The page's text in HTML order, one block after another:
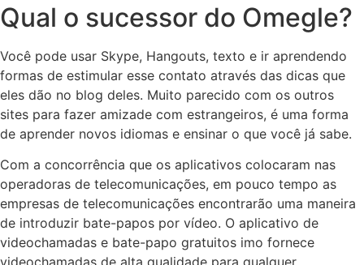
Qual o sucessor do Omegle?
Você pode usar Skype, Hangouts, texto e ir aprendendo
formas de estimular esse contato através das dicas que
eles dão no blog deles. Muito parecido com os outros
sites para fazer amizade com estrangeiros, é uma forma
de aprender novos idiomas e ensinar o que você já sabe.
Com a concorrência que os aplicativos colocaram nas
operadoras de telecomunicações, em pouco tempo as
empresas de telecomunicações encontrarão uma maneira
de introduzir bate-papos por vídeo. O aplicativo de
videochamadas e bate-papo gratuitos imo fornece